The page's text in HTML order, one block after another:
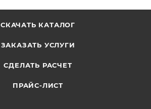
СКАЧАТЬ КАТАЛОГ
ЗАКАЗАТЬ УСЛУГИ
СДЕЛАТЬ РАСЧЕТ
ПРАЙС-ЛИСТ